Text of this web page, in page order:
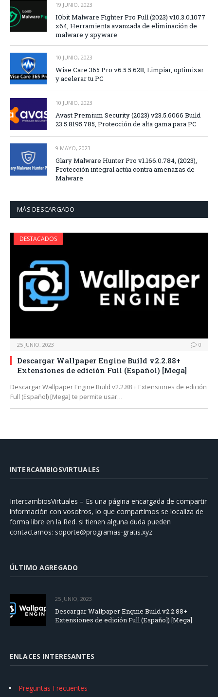
19 JUNIO, 2023
IObit Malware Fighter Pro Full (2023) v10.3.0.1077
x64, Herramienta avanzada de eliminación de
malware y spyware
10 JUNIO, 2023
Wise Care 365 Pro v6.5.5.628, Limpiar, optimizar
y acelerar tu PC
10 JUNIO, 2023
Avast Premium Security (2023) v23.5.6066 Build
23.5.8195.785, Protección de alta gama para PC
9 MAYO, 2023
Glary Malware Hunter Pro v1.166.0.784, (2023),
Protección integral actúa contra amenazas de
Malware
MÁS DESCARGADO
DESTACADOS
25 JUNIO, 2023 0
Descargar Wallpaper Engine Build v2.2.88+
Extensiones de edición Full (Español) [Mega]
Descargar Wallpaper Engine Build v2.2.88 + Extensiones de edición
Full (Español) [Mega] te permite usar…
INTERCAMBIOSVIRTUALES
IntercambiosVirtuales – Es una página encargada de compartir
información con vosotros, lo que compartimos se localiza de
forma libre en la Red. si tienen alguna duda pueden
contactarnos: soporte@programas-gratis.xyz
ÚLTIMO AGREGADO
25 JUNIO, 2023
Descargar Wallpaper Engine Build v2.2.88+
Extensiones de edición Full (Español) [Mega]
ENLACES INTERESANTES
Preguntas Frecuentes